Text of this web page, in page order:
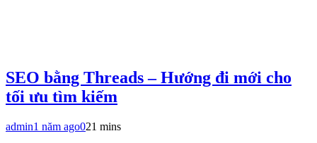
SEO bằng Threads – Hướng đi mới cho
tối ưu tìm kiếm
admin1 năm ago021 mins